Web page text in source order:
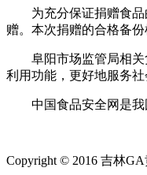
为充分保证捐赠食品的
赠。本次捐赠的合格备
阜阳市场监管局相关负
利用功能，更好地服务社
中国食品安全网是我国
Copyright © 2016 吉林